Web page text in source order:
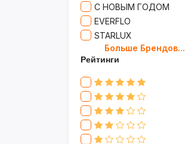
С НОВЫМ ГОДОМ
EVERFLO
STARLUX
BOSCH
MARY KAY
TRICHUP
CLIVE & KEIRA
SEVAVEREK
DSP
SUPER CREST
Больше Брендов...
Рейтинги